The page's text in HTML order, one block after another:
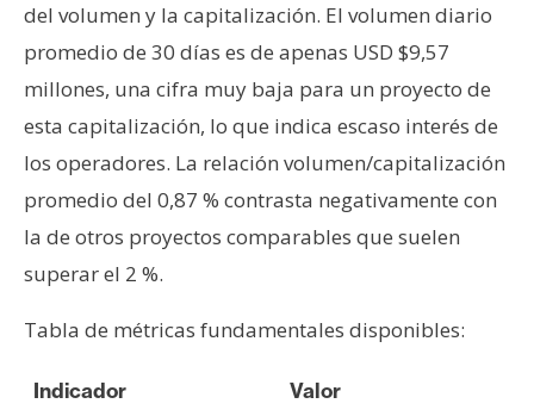
del volumen y la capitalización. El volumen diario
promedio de 30 días es de apenas USD $9,57
millones, una cifra muy baja para un proyecto de
esta capitalización, lo que indica escaso interés de
los operadores. La relación volumen/capitalización
promedio del 0,87 % contrasta negativamente con
la de otros proyectos comparables que suelen
superar el 2 %.
Tabla de métricas fundamentales disponibles:
Indicador
Valor